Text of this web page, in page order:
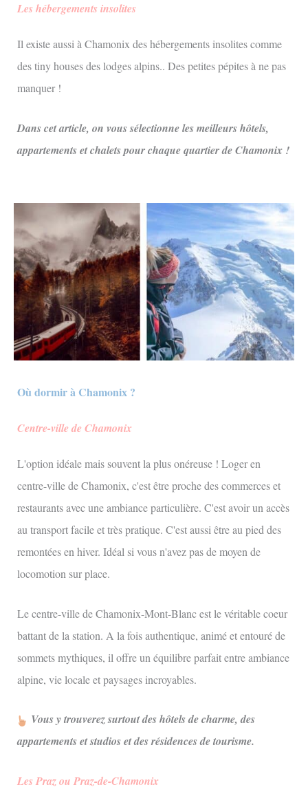
Les hébergements insolites
Il existe aussi à Chamonix des hébergements insolites comme
des tiny houses des lodges alpins.. Des petites pépites à ne pas
manquer !
Dans cet article, on vous sélectionne les meilleurs hôtels,
appartements et chalets pour chaque quartier de Chamonix !
Où dormir à Chamonix ?
Centre-ville de Chamonix
L'option idéale mais souvent la plus onéreuse ! Loger en
centre-ville de Chamonix, c'est être proche des commerces et
restaurants avec une ambiance particulière. C'est avoir un accès
au transport facile et très pratique. C'est aussi être au pied des
remontées en hiver. Idéal si vous n'avez pas de moyen de
locomotion sur place.
Le centre-ville de Chamonix-Mont-Blanc est le véritable coeur
battant de la station. A la fois authentique, animé et entouré de
sommets mythiques, il offre un équilibre parfait entre ambiance
alpine, vie locale et paysages incroyables.
Vous y trouverez surtout des hôtels de charme, des
appartements et studios et des résidences de tourisme.
Les Praz ou Praz-de-Chamonix